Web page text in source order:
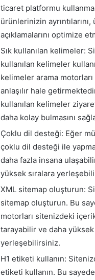
ticaret platformu
ürünlerinizin
açıklamalarını optimize
Sık kullanılan kelimeler:
kullanılan kelimeler
kelimeler arama motorları
anlaşılır hale
kullanılan kelimeler
daha kolay bulmasını
Çoklu dil desteği: Eğer
çoklu dil desteği ile
daha fazla insana
yüksek sıralara
XML sitemap oluşturun:
sitemap oluşturun. Bu
motorları sitenizdeki
tarayabilir ve daha yüksek
yerleşebilirsiniz.
H1 etiketi kullanın:
etiketi kullanın. Bu